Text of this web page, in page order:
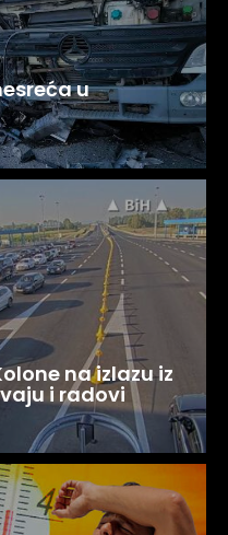
u
na izlazu iz
i radovi